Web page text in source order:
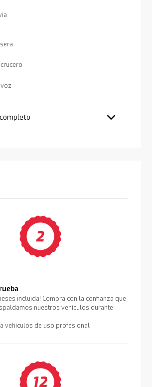
incluida! Compra con la confianza que
nuestros vehículos durante
vehículos de uso profesional